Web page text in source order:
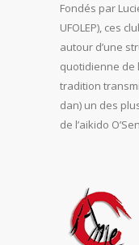
Fondés par
UFOLEP), ces
autour d’une
quotidienne de
tradition
dan) un des
de l’aikido